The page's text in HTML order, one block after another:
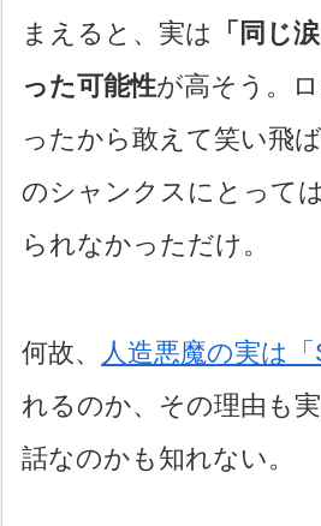
まえると、実は
「同じ
った可能性が高そう。
ったから敢えて笑い飛
のシャンクスにとって
られなかっただけ。
何故、 人造悪魔の実は「
れるのか、その理由も
話なのかも知れない。